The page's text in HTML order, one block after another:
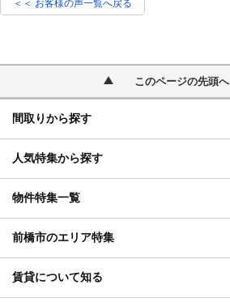
＜＜ お客様の声一覧へ戻る
このページの先頭へ
間取りから探す
人気特集から探す
物件特集一覧
前橋市のエリア特集
賃貸について知る